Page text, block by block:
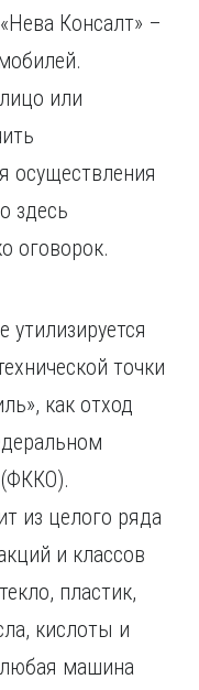
Консалт» –
или
осуществления
здесь
оговорок.
точки
как отход
из целого ряда
и классов
пластик,
кислоты и
машина